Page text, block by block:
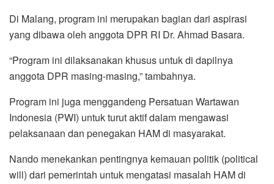
Di Malang, program ini merupakan bagian dari aspirasi
yang dibawa oleh anggota DPR RI Dr. Ahmad Basara.
“Program ini dilaksanakan khusus untuk di dapilnya
anggota DPR masing-masing,” tambahnya.
Program ini juga menggandeng Persatuan Wartawan
Indonesia (PWI) untuk turut aktif dalam mengawasi
pelaksanaan dan penegakan HAM di masyarakat.
Nando menekankan pentingnya kemauan politik (political
will) dari pemerintah untuk mengatasi masalah HAM di